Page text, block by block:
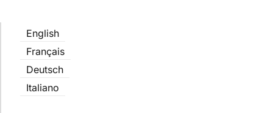
English
Français
Deutsch
Italiano